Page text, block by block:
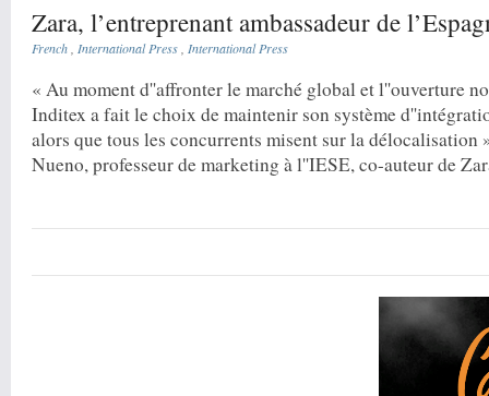
Zara, l’entreprenant ambassadeur de
French International Press International Press
« Au moment d''affronter le marché global et l''ouverture
Inditex a fait le choix de maintenir son système
alors que tous les concur­rents misent sur la délocalisation
Nueno, professeur de marketing à l''IESE, co-auteur de